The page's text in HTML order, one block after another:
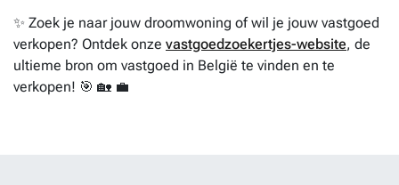
✨ Zoek je naar jouw droomwoning of wil je jouw vastgoed
verkopen? Ontdek onze vastgoedzoekertjes-website, de
ultieme bron om vastgoed in België te vinden en te
verkopen! 🎯 🏡 💼